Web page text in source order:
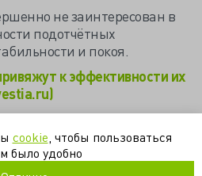
не заинтересован в
подотчётных
и покоя.
к эффективности их
годы повышению
по заслугам
cookie , чтобы пользоваться
было удобно